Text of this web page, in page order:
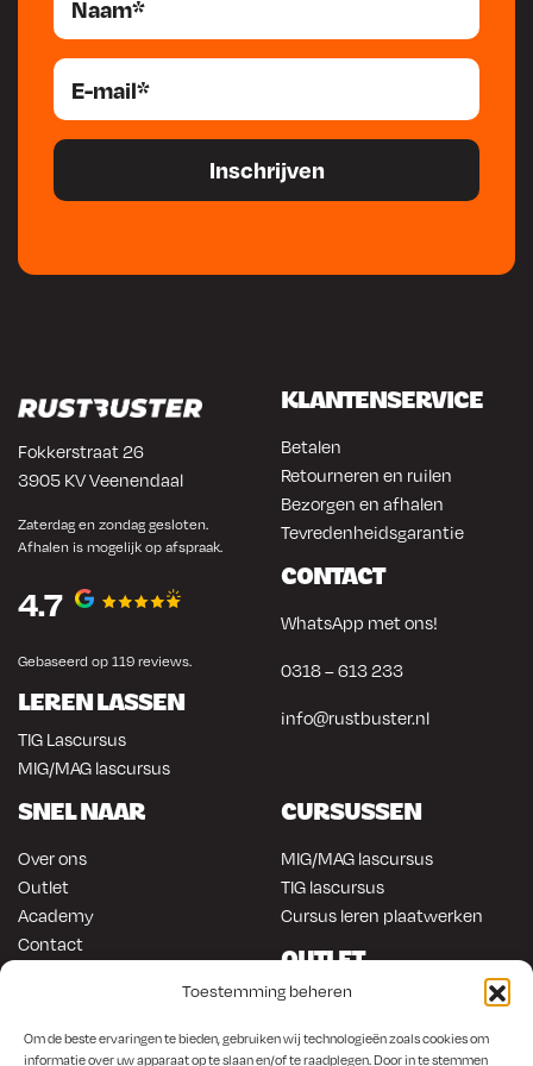
Toestemming beheren
Om de beste ervaringen te bieden, gebruiken wij technologieën zoals cookies om
informatie over uw apparaat op te slaan en/of te raadplegen. Door in te stemmen
Fokkerstraat 26
3905 KV Veenendaal
Zaterdag en zondag gesloten.
Afhalen is mogelijk op afspraak.
4.7
Gebaseerd op 119 reviews.
LEREN LASSEN
TIG Lascursus
MIG/MAG lascursus
KLANTENSERVICE
Betalen
Retourneren en ruilen
Bezorgen en afhalen
Tevredenheidsgarantie
CONTACT
WhatsApp met ons!
0318 – 613 233
info@rustbuster.nl
SNEL NAAR
Over ons
Outlet
Academy
Contact
ONLINE KOPEN
Lasapparatuur
CURSUSSEN
MIG/MAG lascursus
TIG lascursus
Cursus leren plaatwerken
OUTLET
Gereedschap
Om en in de auto werken